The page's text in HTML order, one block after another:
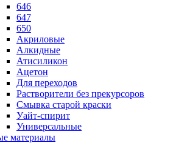
646
647
650
Акриловые
Алкидные
Атисиликон
Ацетон
Для переходов
Растворители без прекурсоров
Смывка старой краски
Уайт-спирит
Универсальные
материалы